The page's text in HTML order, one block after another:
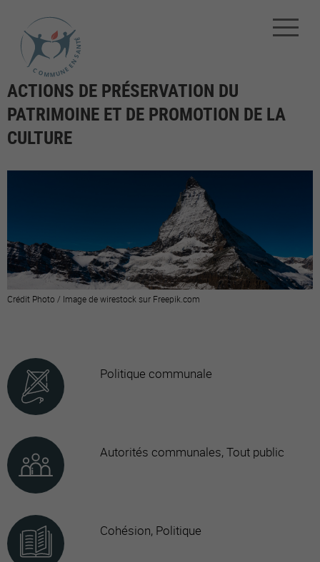
ACTIONS DE PRÉSERVATION DU
PATRIMOINE ET DE PROMOTION DE LA
CULTURE
Crédit Photo / Image de wirestock sur Freepik.com
Politique communale
Autorités communales, Tout public
Cohésion, Politique